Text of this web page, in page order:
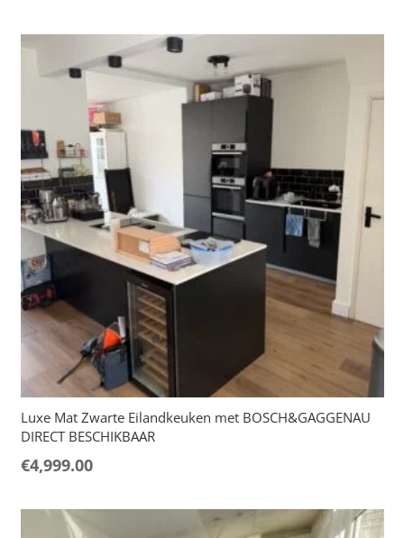
Luxe Mat Zwarte Eilandkeuken met BOSCH&GAGGENAU
DIRECT BESCHIKBAAR
€4,999.00